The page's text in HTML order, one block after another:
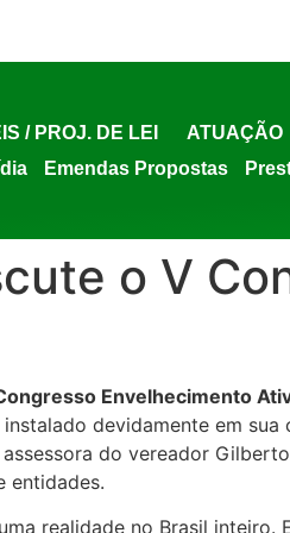
/ PROJ. DE LEI ATUAÇÃO
Emendas Propostas
o V
Envelhecimento
devidamente em
do vereador
entidades.
realidade no Brasil inteiro.